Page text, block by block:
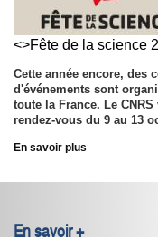
<>Fête de la science
Cette année encore, des
d'événements sont
toute la France. Le
rendez-vous du 9 au 13
En savoir plus
En savoir +